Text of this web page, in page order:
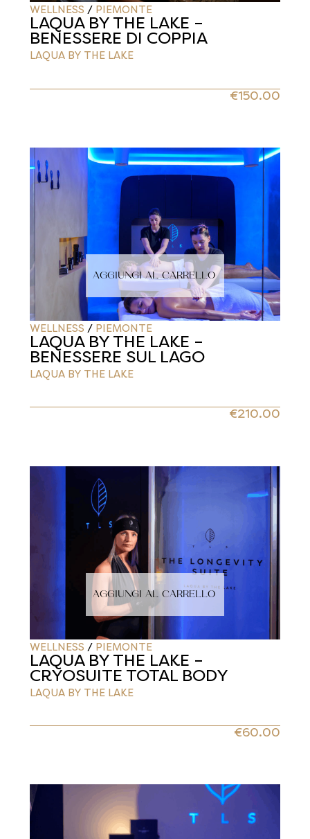
WELLNESS / PIEMONTE
LAQUA BY THE LAKE –
BENESSERE DI COPPIA
LAQUA BY THE LAKE
€150.00
AGGIUNGI AL CARRELLO
WELLNESS / PIEMONTE
LAQUA BY THE LAKE –
BENESSERE SUL LAGO
LAQUA BY THE LAKE
€210.00
AGGIUNGI AL CARRELLO
WELLNESS / PIEMONTE
LAQUA BY THE LAKE –
CRYOSUITE TOTAL BODY
LAQUA BY THE LAKE
€60.00